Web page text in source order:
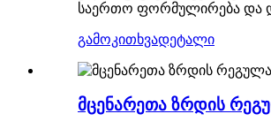
საერთო ფორმულირება და
გამოკითხვადეტალი
მცენარეთა ზრდის